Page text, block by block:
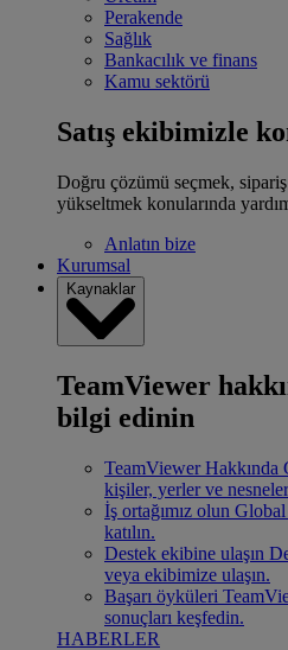
Perakende
Sağlık
Bankacılık ve finans
Kamu sektörü
Satış ekibimizle
Doğru çözümü seçmek, sipariş
yükseltmek konularında
Anlatın bize
Kurumsal
Kaynaklar
TeamViewer
bilgi edinin
TeamViewer Hakkında
kişiler, yerler ve
İş ortağımız olun Global
katılın.
Destek ekibine ulaşın
veya ekibimize ulaşın.
Başarı öyküleri
sonuçları keşfedin.
HABERLER